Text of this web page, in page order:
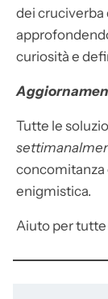
dei cruciverba
curiosità e
Tutte le
concomitanza
enigmistica.
Aiuto per